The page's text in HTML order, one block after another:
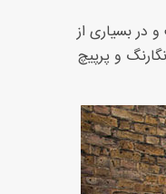
در بسیاری از
و پرپیچ